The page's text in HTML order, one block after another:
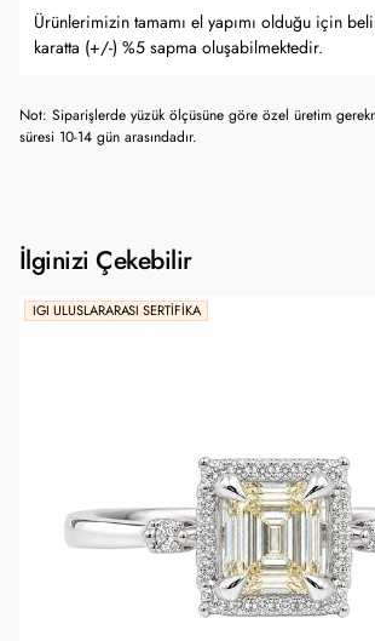
Ürünlerimizin tamamı el yapımı olduğu için
karatta (+/-) %5 sapma oluşabilmektedir.
Not: Siparişlerde yüzük ölçüsüne göre özel üretim
süresi 10-14 gün arasındadır.
İlginizi Çekebilir
IGI ULUSLARARASI SERTIFIKA